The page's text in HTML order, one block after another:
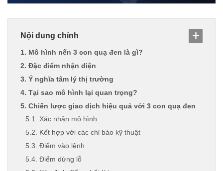
Nội dung chính
1. Mô hình nến 3 con quạ đen là gì?
2. Đặc điểm nhận diện
3. Ý nghĩa tâm lý thị trường
4. Tại sao mô hình lại quan trọng?
5. Chiến lược giao dịch hiệu quả với 3 con quạ đen
5.1. Xác nhận mô hình
5.2. Kết hợp với các chỉ báo kỹ thuật
5.3. Điểm vào lệnh
5.4. Điểm dừng lỗ